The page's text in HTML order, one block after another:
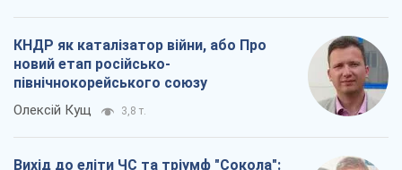
КНДР як каталізатор війни, або Про
новий етап російсько-
північнокорейського союзу
Олексій Кущ 3,8 т.
Вихід до еліти ЧС та тріумф "Сокола":